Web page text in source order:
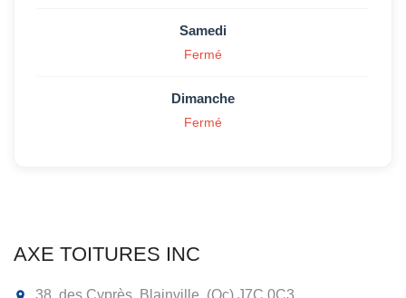
Samedi
Fermé
Dimanche
Fermé